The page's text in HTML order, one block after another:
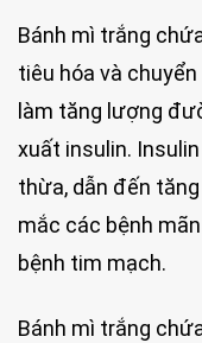
Bánh mì trắng
tiêu hóa và
làm tăng lượng
xuất insulin.
thừa, dẫn đến
mắc các bệnh
bệnh tim mạch.
Bánh mì trắng